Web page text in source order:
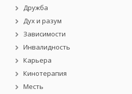
Дружба
Дух и разум
Зависимости
Инвалидность
Карьера
Кинотерапия
Месть